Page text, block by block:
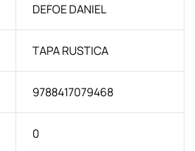
DEFOE DANIEL
TAPA RUSTICA
9788417079468
0